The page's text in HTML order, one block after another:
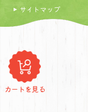
サイトマップ
カートを見る